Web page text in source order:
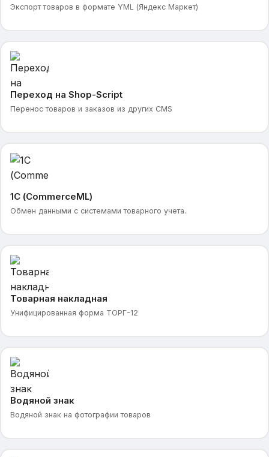
Экспорт товаров в формате YML (Яндекс Маркет)
Переход на Shop-Script
Перенос товаров и заказов из других CMS
1С (CommerceML)
Обмен данными с системами товарного учета.
Товарная накладная
Унифицированная форма ТОРГ-12
Водяной знак
Водяной знак на фотографии товаров